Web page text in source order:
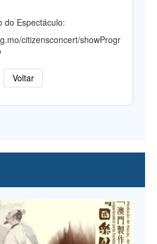
do Espectáculo:
citizensconcert/showProgr
Voltar